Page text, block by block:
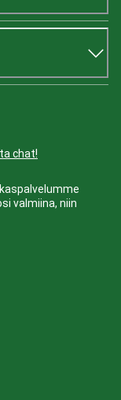
chat!
valmiina, niin